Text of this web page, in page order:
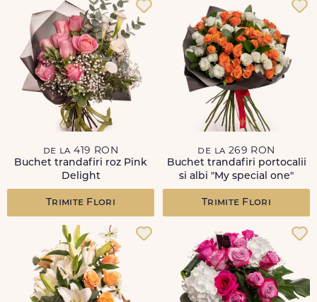
de la 419 RON
Buchet trandafiri roz Pink
Delight
Trimite Flori
de la 269 RON
Buchet trandafiri portocalii
si albi "My special one"
Trimite Flori